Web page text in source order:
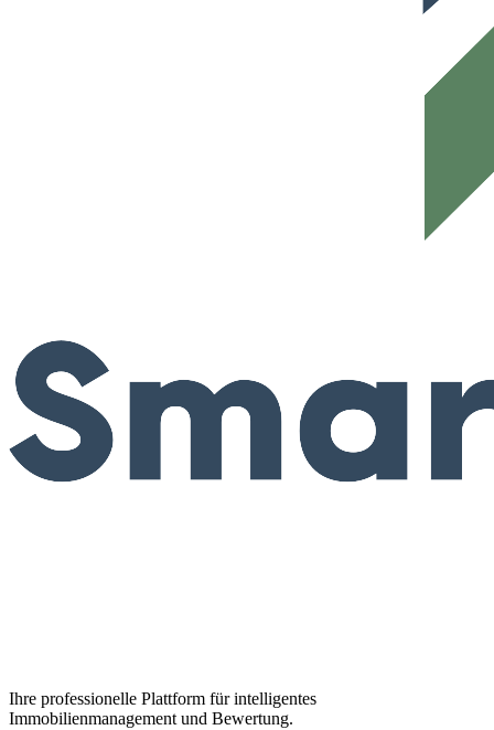
Ihre professionelle Plattform für intelligentes
Immobilienmanagement und Bewertung.